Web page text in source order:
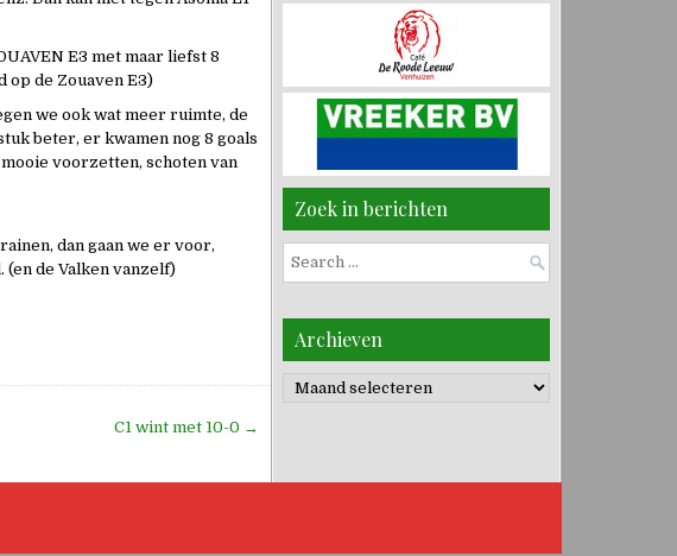
E3 met maar liefst 8
op de Zouaven E3)
we ook wat meer ruimte, de
beter, er kwamen nog 8 goals
voorzetten, schoten van
dan gaan we er voor,
de Valken vanzelf)
C1 wint met 10-0 →
Zoek in berichten
Search
for:
Archieven
Archieven